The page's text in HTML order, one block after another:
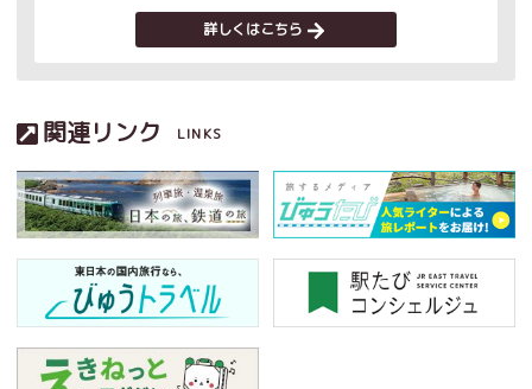
詳しくはこちら
関連リンク LINKS